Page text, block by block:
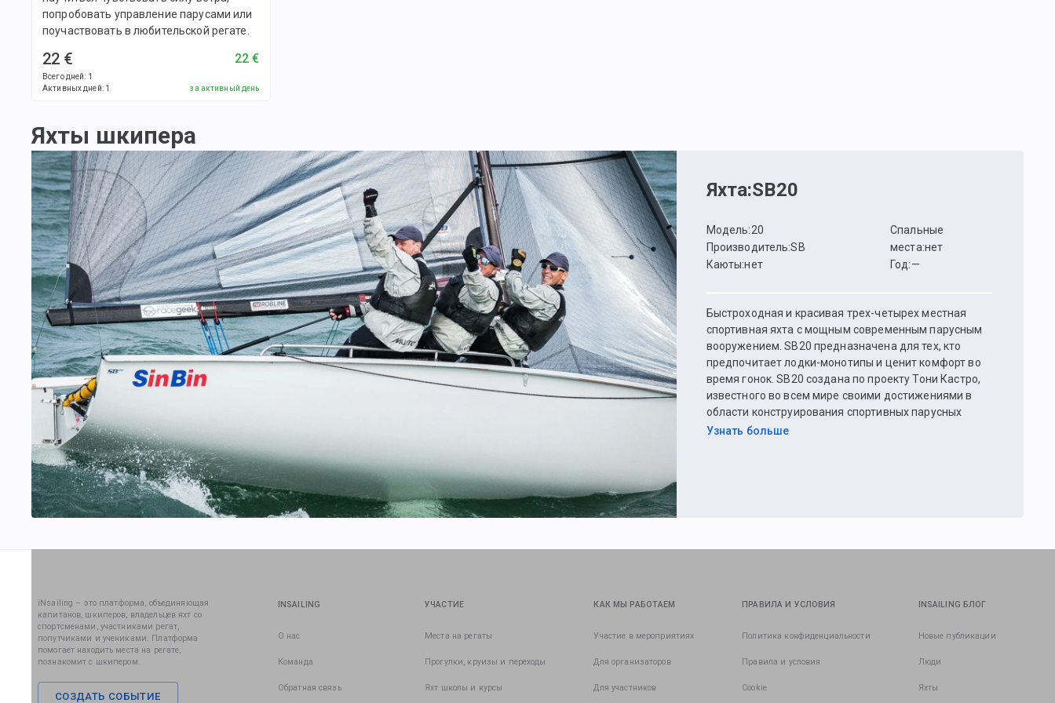
попробовать управление парусами или
поучаствовать в любительской регате.
22 €
Всего дней: 1
Активных дней: 1
22 €
за активный день
Яхты шкипера
Яхта:SB20
Модель:20
Производитель:SB
Каюты:нет
Спальные
места:нет
Год:—
Быстроходная и красивая трех-четырех местная
спортивная яхта с мощным современным парусным
вооружением. SB20 предназначена для тех, кто
предпочитает лодки-монотипы и ценит комфорт во
время гонок. SB20 создана по проекту Тони Кастро,
известного во всем мире своими достижениями в
области конструирования спортивных парусных
судов.
Узнать больше
iNsailing – это платформа, объединяющая
капитанов, шкиперов, владельцев яхт со
спортсменами, участниками регат,
попутчиками и учениками. Платформа
помогает находить места на регате,
познакомит с шкипером.
СОЗДАТЬ СОБЫТИЕ
INSAILING
О нас
Команда
Обратная связь
УЧАСТИЕ
Места на регаты
Прогулки, круизы и переходы
Яхт школы и курсы
КАК МЫ РАБОТАЕМ
Участие в мероприятиях
Для организаторов
Для участников
ПРАВИЛА И УСЛОВИЯ
Политика конфиденциальности
Правила и условия
Cookie
INSAILING БЛОГ
Новые публикации
Люди
Яхты